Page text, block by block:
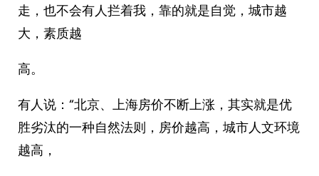
走，也不会有人拦着我，靠的就是自觉，城市越
大，素质越
高。
有人说：“北京、上海房价不断上涨，其实就是优
胜劣汰的一种自然法则，房价越高，城市人文环境
越高，